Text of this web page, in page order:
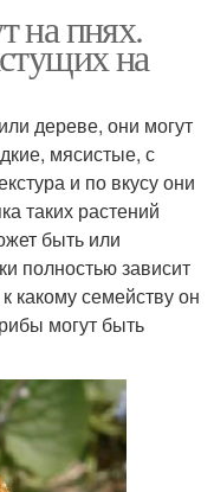
на пнях.
на
дереве, они могут
мясистые, с
и по вкусу они
таких растений
быть или
полностью зависит
какому семейству он
могут быть